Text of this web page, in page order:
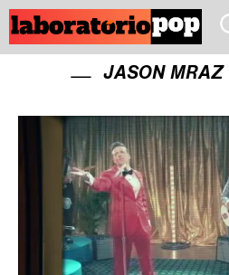
JASON MRAZ